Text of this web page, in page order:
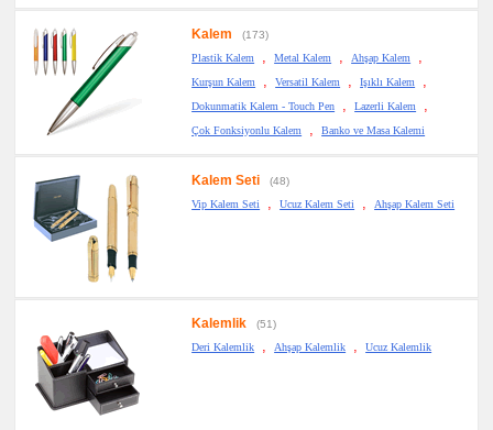
Kalem
(173)
Plastik Kalem
Metal Kalem Ahşap Kalem
Kurşun Kalem Versatil Kalem Işıklı Kalem
Dokunmatik Kalem - Touch Pen Lazerli Kalem
Çok Fonksiyonlu Kalem Banko ve Masa Kalemi
Kalem Seti
(48)
Vip Kalem Seti
Ucuz Kalem Seti Ahşap Kalem Seti
Kalemlik
(51)
Deri Kalemlik
Ahşap Kalemlik Ucuz Kalemlik